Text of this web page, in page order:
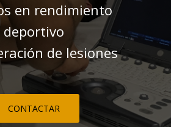
en rendimiento
deportivo
de lesiones
CONTACTAR